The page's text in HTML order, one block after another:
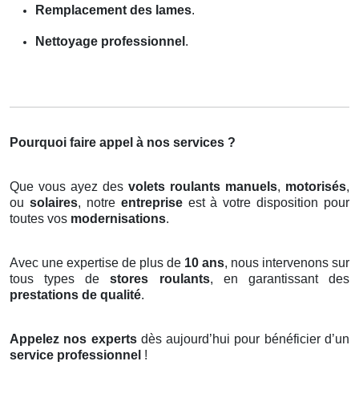
Remplacement des lames.
Nettoyage professionnel .
Pourquoi faire appel à nos services ?
Que vous ayez des volets roulants manuels, motorisés,
ou solaires, notre entrepriseest à votre disposition pour
toutes vos modernisations.
Avec une expertise de plus de 10 ans, nous intervenons sur
tous types destores roulants, en garantissant des
prestations de qualité.
Appelez nos expertsdès aujourd’hui pour bénéficier d’un
service professionnel !